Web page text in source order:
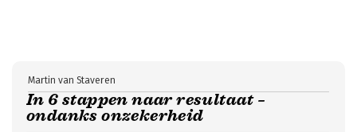
In 6 stappen naar resultaat –
ondanks onzekerheid
Martin van Staveren